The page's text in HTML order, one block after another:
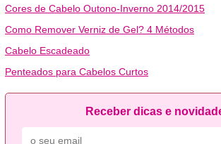
Cores de Cabelo Outono-Inverno 2014/2015
Como Remover Verniz de Gel? 4 Métodos
Cabelo Escadeado
Penteados para Cabelos Curtos
Receber dicas e